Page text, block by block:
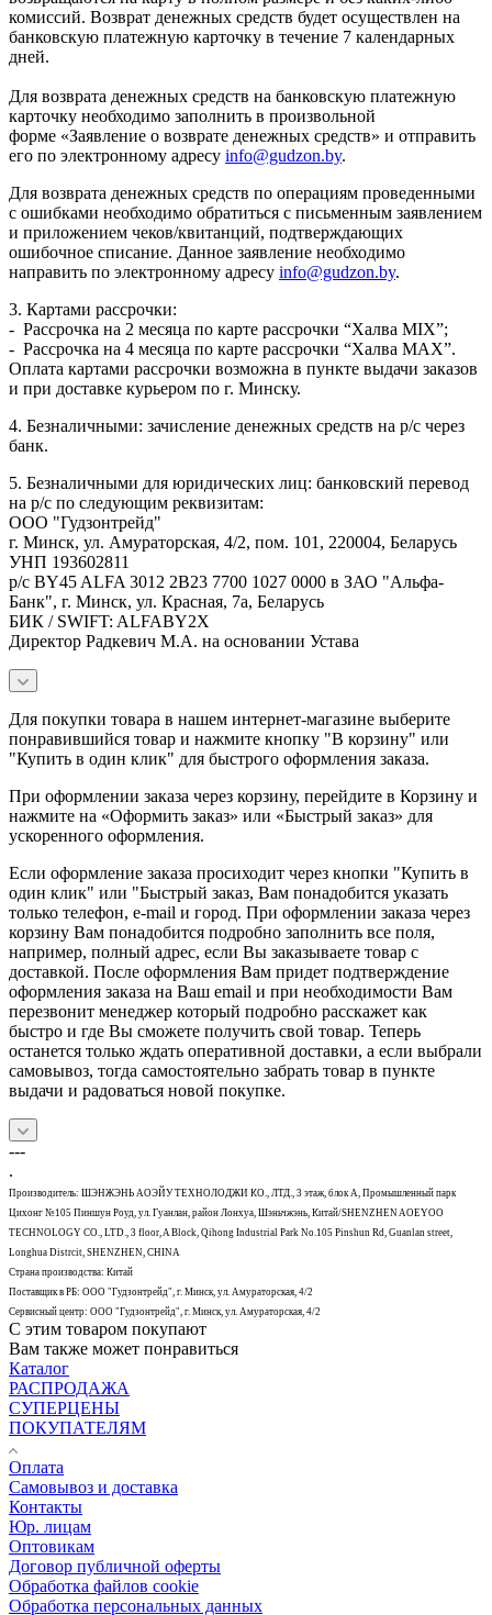
комиссий. Возврат денежных средств будет осуществлен на
банковскую платежную карточку в течение 7 календарных
дней.
Для возврата денежных средств на банковскую платежную
карточку необходимо заполнить в произвольной
форме «Заявление о возврате денежных средств» и отправить
его по электронному адресу info@gudzon.by.
Для возврата денежных средств по операциям проведенными
с ошибками необходимо обратиться с письменным заявлением
и приложением чеков/квитанций, подтверждающих
ошибочное списание. Данное заявление необходимо
направить по электронному адресу info@gudzon.by.
3. Картами рассрочки:
- Рассрочка на 2 месяца по карте рассрочки “Халва MIX”;
- Рассрочка на 4 месяца по карте рассрочки “Халва MAX”.
Оплата картами рассрочки возможна в пункте выдачи заказов
и при доставке курьером по г. Минску.
4. Безналичными: зачисление денежных средств на р/с через
банк.
5. Безналичными для юридических лиц: банковский перевод
на р/с по следующим реквизитам:
ООО "Гудзонтрейд"
г. Минск, ул. Амураторская, 4/2, пом. 101, 220004, Беларусь
УНП 193602811
р/с BY45 ALFA 3012 2B23 7700 1027 0000 в ЗАО "Альфа-
Банк", г. Минск, ул. Красная, 7а, Беларусь
БИК / SWIFT: ALFABY2X
Директор Радкевич М.А. на основании Устава
Для покупки товара в нашем интернет-магазине выберите
понравившийся товар и нажмите кнопку "В корзину" или
"Купить в один клик" для быстрого оформления заказа.
При оформлении заказа через корзину, перейдите в Корзину и
нажмите на «Оформить заказ» или «Быстрый заказ» для
ускоренного оформления.
Если оформление заказа просиходит через кнопки "Купить в
один клик" или "Быстрый заказ, Вам понадобится указать
только телефон, e-mail и город. При оформлении заказа через
корзину Вам понадобится подробно заполнить все поля,
например, полный адрес, если Вы заказываете товар с
доставкой. После оформления Вам придет подтверждение
оформления заказа на Ваш email и при необходимости Вам
перезвонит менеджер который подробно расскажет как
быстро и где Вы сможете получить свой товар. Теперь
останется только ждать оперативной доставки, а если выбрали
самовывоз, тогда самостоятельно забрать товар в пункте
выдачи и радоваться новой покупке.
---
.
Производитель: ШЭНЖЭНЬ АОЭЙУ ТЕХНОЛОДЖИ КО., ЛТД., 3 этаж, блок А, Промышленный парк
Цихонг №105 Пиншун Роуд, ул. Гуанлан, район Лонхуа, Шэньчжэнь, Китай/SHENZHEN AOEYOO
TECHNOLOGY CO., LTD., 3 floor, A Block, Qihong Industrial Park No.105 Pinshun Rd, Guanlan street,
Longhua Distrcit, SHENZHEN, CHINA
Страна производства: Китай
Поставщик в РБ: ООО "Гудзонтрейд", г. Минск, ул. Амураторская, 4/2
Сервисный центр: ООО "Гудзонтрейд", г. Минск, ул. Амураторская, 4/2
С этим товаром покупают
Вам также может понравиться
Каталог
РАСПРОДАЖА
СУПЕРЦЕНЫ
ПОКУПАТЕЛЯМ
Оплата
Самовывоз и доставка
Контакты
Юр. лицам
Оптовикам
Договор публичной оферты
Обработка файлов cookie
Обработка персональных данных